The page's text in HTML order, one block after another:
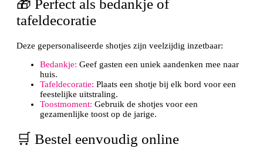
🎁 Perfect als bedankje of
tafeldecoratie
Deze gepersonaliseerde shotjes zijn veelzijdig inzetbaar:
Bedankje: Geef gasten een uniek aandenken mee naar
huis.
Tafeldecoratie: Plaats een shotje bij elk bord voor een
feestelijke uitstraling.
Toostmoment: Gebruik de shotjes voor een
gezamenlijke toost op de jarige.
🛒 Bestel eenvoudig online